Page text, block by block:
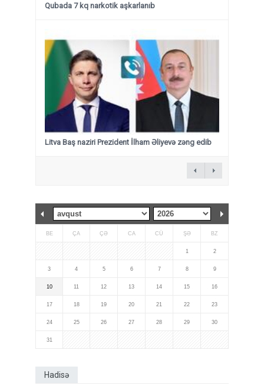
Qubada 7 kq narkotik aşkarlanıb
Litva Baş naziri Prezident İlham Əliyevə zəng edib
BE ÇA ÇƏ CA CÜ ŞƏ BZ
1 2
3 4 5 6 7 8 9
10 11 12 13 14 15 16
17 18 19 20 21 22 23
24 25 26 27 28 29 30
31
Hadisə